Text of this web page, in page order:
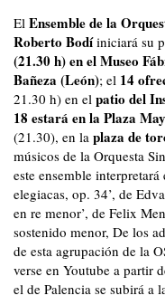
El Ensemble de la
Roberto Bodíiniciará su
(21.30 h) en el Museo
Bañeza (León); el 14
21.30 h) en el patio del
18 estará en la Plaza
(21.30), en la plaza de
músicos de la Orquesta
este ensemble
elegiacas, op. 34’, de
en re menor’, de Felix
sostenido menor, De los
de esta agrupación de la
verse en Youtube a partir
el de Palencia se subirá a